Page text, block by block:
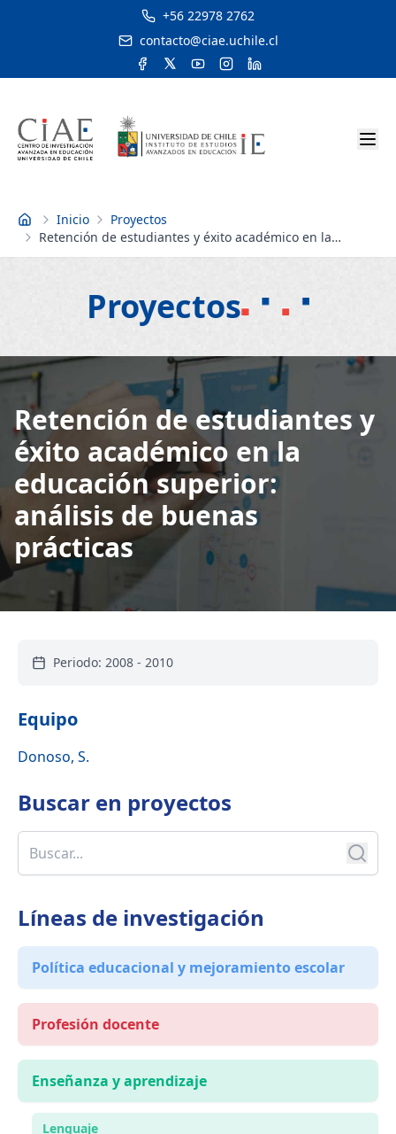
+56 22978 2762
contacto@ciae.uchile.cl
Inicio Inicio
Proyectos
Retención de estudiantes y éxito académico en la
educación superior: análisis de buenas prácticas
Proyectos
Retención de estudiantes y
éxito académico en la
educación superior:
análisis de buenas
prácticas
Periodo: 2008 - 2010
Equipo
Donoso, S.
Buscar en proyectos
Líneas de investigación
Política educacional y mejoramiento escolar
Profesión docente
Enseñanza y aprendizaje
Lenguaje